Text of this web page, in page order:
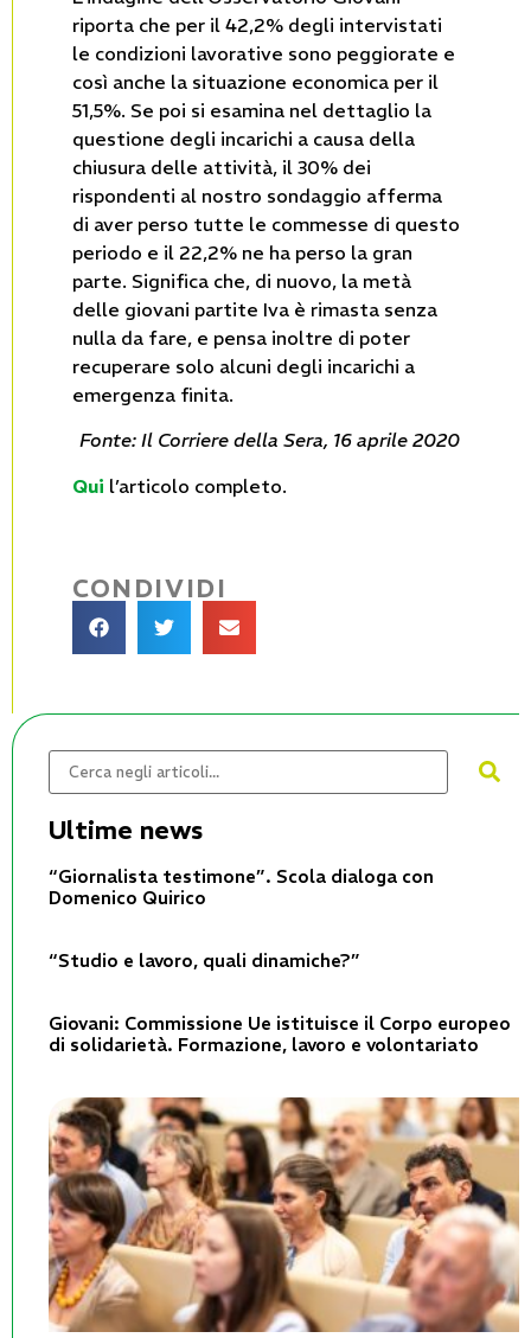
riporta che per il 42,2% degli intervistati
le condizioni lavorative sono peggiorate e
così anche la situazione economica per il
51,5%. Se poi si esamina nel dettaglio la
questione degli incarichi a causa della
chiusura delle attività, il 30% dei
rispondenti al nostro sondaggio afferma
di aver perso tutte le commesse di questo
periodo e il 22,2% ne ha perso la gran
parte. Significa che, di nuovo, la metà
delle giovani partite Iva è rimasta senza
nulla da fare, e pensa inoltre di poter
recuperare solo alcuni degli incarichi a
emergenza finita.
Fonte: Il Corriere della Sera, 16 aprile 2020
Qui l’articolo completo.
CONDIVIDI
Ultime news
“Giornalista testimone”. Scola dialoga con
Domenico Quirico
“Studio e lavoro, quali dinamiche?”
Giovani: Commissione Ue istituisce il Corpo europeo
di solidarietà. Formazione, lavoro e volontariato